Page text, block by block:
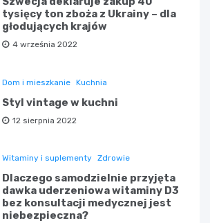
tysięcy ton zboża z Ukrainy – dla
głodujących krajów
4 września 2022
Dom i mieszkanie Kuchnia
Styl vintage w kuchni
12 sierpnia 2022
Witaminy i suplementy Zdrowie
Dlaczego samodzielnie przyjęta
dawka uderzeniowa witaminy D3
bez konsultacji medycznej jest
niebezpieczna?